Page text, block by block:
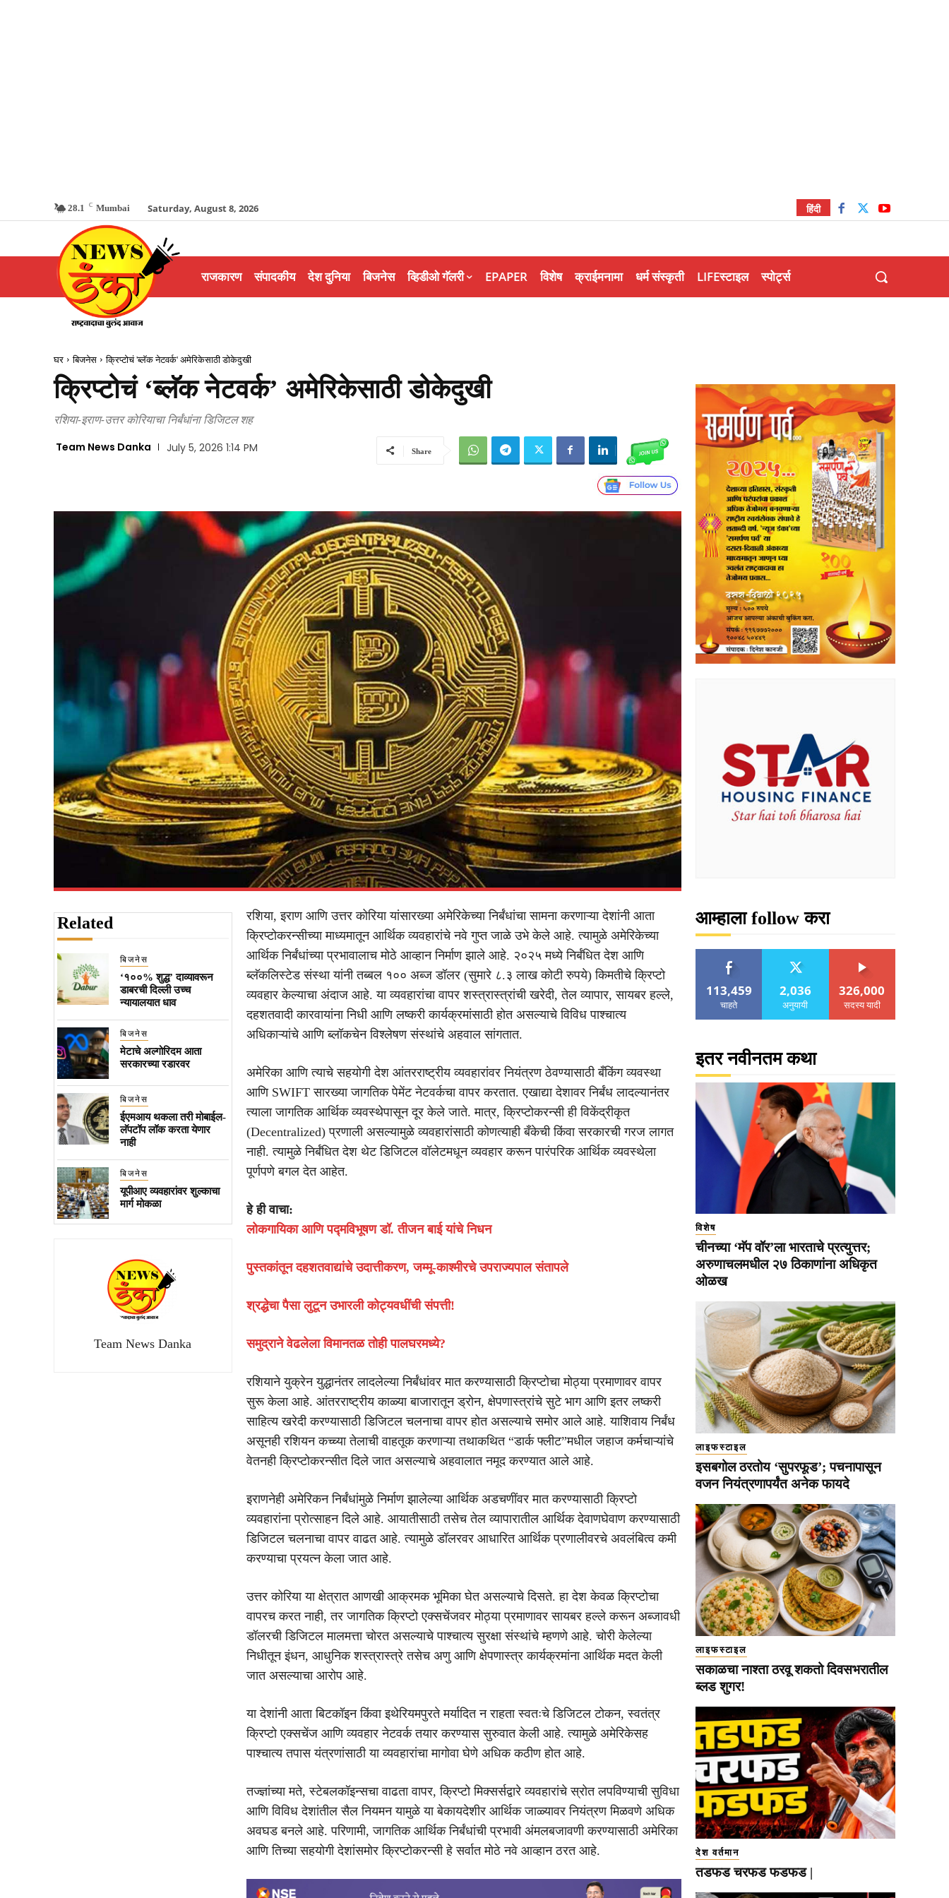
28.1 C Mumbai Saturday, August 8, 2026 हिंदी
राजकारण संपादकीय देश दुनिया बिजनेस व्हिडीओ गॅलरी EPAPER विशेष क्राईमनामा धर्म संस्कृती LIFEस्टाइल स्पोर्ट्स
घर बिजनेस क्रिप्टोचं 'ब्लॅक नेटवर्क' अमेरिकेसाठी डोकेदुखी
क्रिप्टोचं ‘ब्लॅक नेटवर्क’ अमेरिकेसाठी डोकेदुखी
रशिया-इराण-उत्तर कोरियाचा निर्बंधांना डिजिटल शह
Team News Danka July 5, 2026 1:14 PM Share
Related
बिजनेस
‘१००% शुद्ध’ दाव्यावरून
डाबरची दिल्ली उच्च
न्यायालयात धाव
बिजनेस
मेटाचे अल्गोरिदम आता
सरकारच्या रडारवर
बिजनेस
ईएमआय थकला तरी मोबाईल-
लॅपटॉप लॉक करता येणार
नाही
बिजनेस
यूपीआए व्यवहारांवर शुल्काचा
मार्ग मोकळा
Team News Danka
रशिया, इराण आणि उत्तर कोरिया यांसारख्या अमेरिकेच्या निर्बंधांचा सामना करणाऱ्या देशांनी आता
क्रिप्टोकरन्सीच्या माध्यमातून आर्थिक व्यवहारांचे नवे गुप्त जाळे उभे केले आहे. त्यामुळे अमेरिकेच्या
आर्थिक निर्बंधांच्या प्रभावालाच मोठे आव्हान निर्माण झाले आहे. २०२५ मध्ये निर्बंधित देश आणि
ब्लॅकलिस्टेड संस्था यांनी तब्बल १०० अब्ज डॉलर (सुमारे ८.३ लाख कोटी रुपये) किमतीचे क्रिप्टो
व्यवहार केल्याचा अंदाज आहे. या व्यवहारांचा वापर शस्त्रास्त्रांची खरेदी, तेल व्यापार, सायबर हल्ले,
दहशतवादी कारवायांना निधी आणि लष्करी कार्यक्रमांसाठी होत असल्याचे विविध पाश्चात्य
अधिकाऱ्यांचे आणि ब्लॉकचेन विश्लेषण संस्थांचे अहवाल सांगतात.
अमेरिका आणि त्याचे सहयोगी देश आंतरराष्ट्रीय व्यवहारांवर नियंत्रण ठेवण्यासाठी बँकिंग व्यवस्था
आणि SWIFT सारख्या जागतिक पेमेंट नेटवर्कचा वापर करतात. एखाद्या देशावर निर्बंध लादल्यानंतर
त्याला जागतिक आर्थिक व्यवस्थेपासून दूर केले जाते. मात्र, क्रिप्टोकरन्सी ही विकेंद्रीकृत
(Decentralized) प्रणाली असल्यामुळे व्यवहारांसाठी कोणत्याही बँकेची किंवा सरकारची गरज लागत
नाही. त्यामुळे निर्बंधित देश थेट डिजिटल वॉलेटमधून व्यवहार करून पारंपरिक आर्थिक व्यवस्थेला
पूर्णपणे बगल देत आहेत.
हे ही वाचा:
लोकगायिका आणि पद्मविभूषण डॉ. तीजन बाई यांचे निधन
पुस्तकांतून दहशतवाद्यांचे उदात्तीकरण, जम्मू-काश्मीरचे उपराज्यपाल संतापले
श्रद्धेचा पैसा लुटून उभारली कोट्यवधींची संपत्ती!
समुद्राने वेढलेला विमानतळ तोही पालघरमध्ये?
रशियाने युक्रेन युद्धानंतर लादलेल्या निर्बंधांवर मात करण्यासाठी क्रिप्टोचा मोठ्या प्रमाणावर वापर
सुरू केला आहे. आंतरराष्ट्रीय काळ्या बाजारातून ड्रोन, क्षेपणास्त्रांचे सुटे भाग आणि इतर लष्करी
साहित्य खरेदी करण्यासाठी डिजिटल चलनाचा वापर होत असल्याचे समोर आले आहे. याशिवाय निर्बंध
असूनही रशियन कच्च्या तेलाची वाहतूक करणाऱ्या तथाकथित “डार्क फ्लीट”मधील जहाज कर्मचाऱ्यांचे
वेतनही क्रिप्टोकरन्सीत दिले जात असल्याचे अहवालात नमूद करण्यात आले आहे.
इराणनेही अमेरिकन निर्बंधांमुळे निर्माण झालेल्या आर्थिक अडचणींवर मात करण्यासाठी क्रिप्टो
व्यवहारांना प्रोत्साहन दिले आहे. आयातीसाठी तसेच तेल व्यापारातील आर्थिक देवाणघेवाण करण्यासाठी
डिजिटल चलनाचा वापर वाढत आहे. त्यामुळे डॉलरवर आधारित आर्थिक प्रणालीवरचे अवलंबित्व कमी
करण्याचा प्रयत्न केला जात आहे.
उत्तर कोरिया या क्षेत्रात आणखी आक्रमक भूमिका घेत असल्याचे दिसते. हा देश केवळ क्रिप्टोचा
वापरच करत नाही, तर जागतिक क्रिप्टो एक्सचेंजवर मोठ्या प्रमाणावर सायबर हल्ले करून अब्जावधी
डॉलरची डिजिटल मालमत्ता चोरत असल्याचे पाश्चात्य सुरक्षा संस्थांचे म्हणणे आहे. चोरी केलेल्या
निधीतून इंधन, आधुनिक शस्त्रास्त्रे तसेच अणु आणि क्षेपणास्त्र कार्यक्रमांना आर्थिक मदत केली
जात असल्याचा आरोप आहे.
या देशांनी आता बिटकॉइन किंवा इथेरियमपुरते मर्यादित न राहता स्वतःचे डिजिटल टोकन, स्वतंत्र
क्रिप्टो एक्सचेंज आणि व्यवहार नेटवर्क तयार करण्यास सुरुवात केली आहे. त्यामुळे अमेरिकेसह
पाश्चात्य तपास यंत्रणांसाठी या व्यवहारांचा मागोवा घेणे अधिक कठीण होत आहे.
तज्ज्ञांच्या मते, स्टेबलकॉइन्सचा वाढता वापर, क्रिप्टो मिक्सर्सद्वारे व्यवहारांचे स्रोत लपविण्याची सुविधा
आणि विविध देशांतील सैल नियमन यामुळे या बेकायदेशीर आर्थिक जाळ्यावर नियंत्रण मिळवणे अधिक
अवघड बनले आहे. परिणामी, जागतिक आर्थिक निर्बंधांची प्रभावी अंमलबजावणी करण्यासाठी अमेरिका
आणि तिच्या सहयोगी देशांसमोर क्रिप्टोकरन्सी हे सर्वात मोठे नवे आव्हान ठरत आहे.
आम्हाला follow करा
113,459
चाहते
2,036
अनुयायी
326,000
सदस्य यादी
इतर नवीनतम कथा
विशेष
चीनच्या ‘मॅप वॉर’ला भारताचे प्रत्युत्तर;
अरुणाचलमधील २७ ठिकाणांना अधिकृत
ओळख
लाइफस्टाइल
इसबगोल ठरतोय ‘सुपरफूड’; पचनापासून
वजन नियंत्रणापर्यंत अनेक फायदे
लाइफस्टाइल
सकाळचा नाश्ता ठरवू शकतो दिवसभरातील
ब्लड शुगर!
देश वर्तमान
तडफड चरफड फडफड |